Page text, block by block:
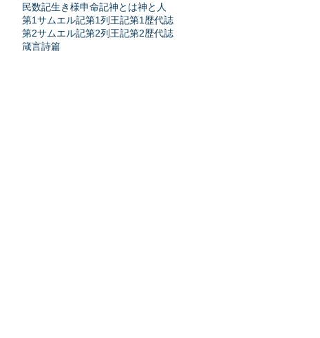
民数記生き様申命記神とは神と人
第1サムエル記第1列王記第1歴代誌
第2サムエル記第2列王記第2歴代誌
箴言詩篇